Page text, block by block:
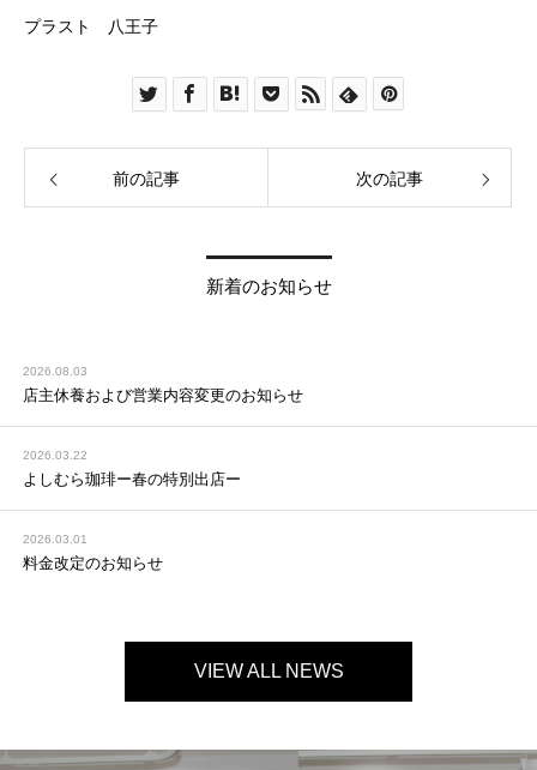
プラスト 八王子
前の記事 次の記事
新着のお知らせ
2026.08.03
店主休養および営業内容変更のお知らせ
2026.03.22
よしむら珈琲ー春の特別出店ー
2026.03.01
料金改定のお知らせ
VIEW ALL NEWS